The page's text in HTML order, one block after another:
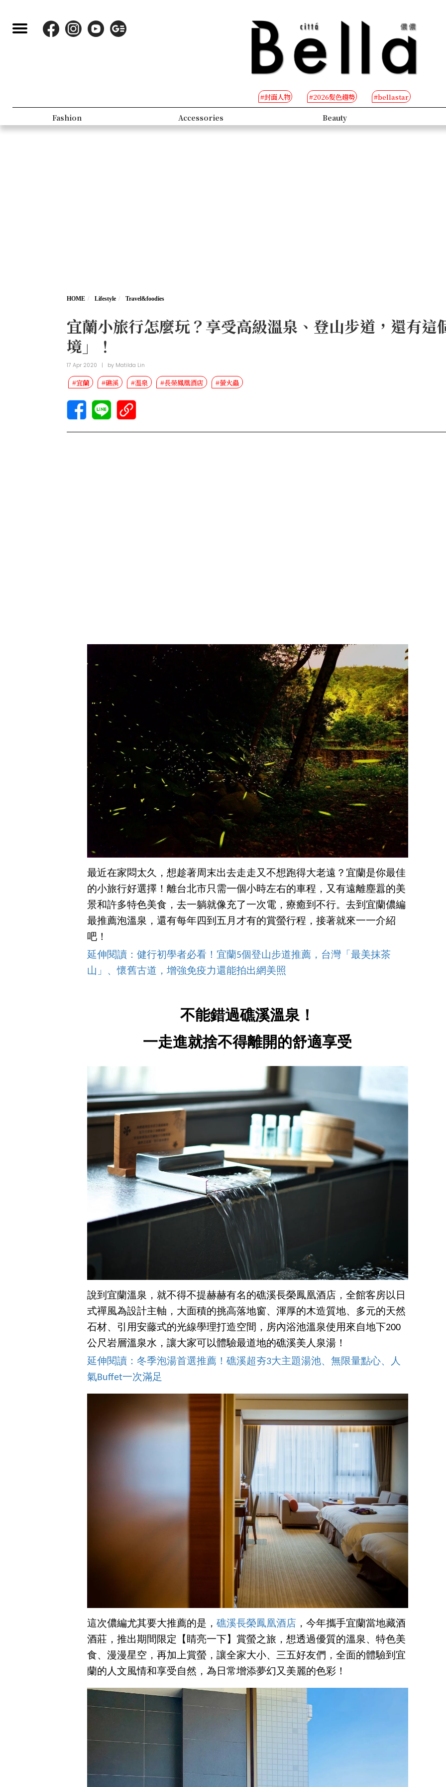
#封面人物 #2026髮色趨勢 #bellastar
Fashion Accessories Beauty
HOME Lifestyle Travel&foodies
宜蘭小旅行怎麼玩？享受高級溫泉、登山步道，還有這
境」！
17 Apr 2020 | by Matilda Lin
#宜蘭 #礁溪 #溫泉 #長榮鳳凰酒店 #螢火蟲
最近在家悶太久，想趁著周末出去走走又不想跑得大老遠？宜蘭是你最佳
的小旅行好選擇！離台北市只需一個小時左右的車程，又有遠離塵囂的美
景和許多特色美食，去一躺就像充了一次電，療癒到不行。去到宜蘭儂編
最推薦泡溫泉，還有每年四到五月才有的賞螢行程，接著就來一一介紹
吧！
延伸閱讀：健行初學者必看！宜蘭5個登山步道推薦，台灣「最美抹茶
山」、懷舊古道，增強免疫力還能拍出網美照
不能錯過礁溪溫泉！
一走進就捨不得離開的舒適享受
說到宜蘭溫泉，就不得不提赫赫有名的礁溪長榮鳳凰酒店，全館客房以日
式禪風為設計主軸，大面積的挑高落地窗、渾厚的木造質地、多元的天然
石材、引用安藤式的光線學理打造空間，房內浴池溫泉使用來自地下200
公尺岩層溫泉水，讓大家可以體驗最道地的礁溪美人泉湯！
延伸閱讀：冬季泡湯首選推薦！礁溪超夯3大主題湯池、無限量點心、人
氣Buffet一次滿足
這次儂編尤其要大推薦的是， 礁溪長榮鳳凰酒店 ，今年攜手宜蘭當地藏酒
酒莊，推出期間限定【睛亮一下】賞螢之旅，想透過優質的溫泉、特色美
食、漫漫星空，再加上賞螢，讓全家大小、三五好友們，全面的體驗到宜
蘭的人文風情和享受自然，為日常增添夢幻又美麗的色彩！